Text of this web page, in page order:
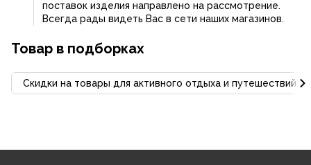
поставок изделия направлено на рассмотрение.
Всегда рады видеть Вас в сети наших магазинов.
Товар в подборках
Скидки на товары для активного отдыха и путешествий